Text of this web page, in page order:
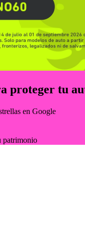
proteger tu
en Google
patrimonio